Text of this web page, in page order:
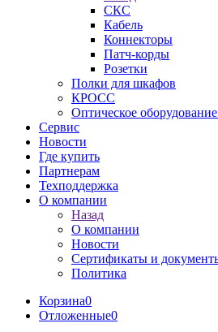
СКС
Кабель
Коннекторы
Патч-корды
Розетки
Полки для шкафов
КРОСС
Оптическое
Сервис
Новости
Где купить
Партнерам
Техподдержка
О компании
Назад
О компании
Новости
Сертификаты и
Политика
Корзина0
Отложенные0